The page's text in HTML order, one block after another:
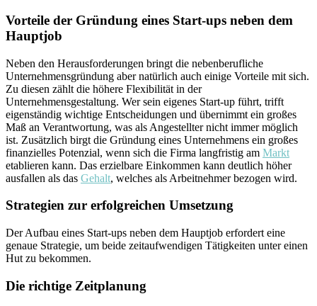
Vorteile der Gründung eines Start-ups neben dem
Hauptjob
Neben den Herausforderungen bringt die nebenberufliche
Unternehmensgründung aber natürlich auch einige Vorteile mit sich.
Zu diesen zählt die höhere Flexibilität in der
Unternehmensgestaltung. Wer sein eigenes Start-up führt, trifft
eigenständig wichtige Entscheidungen und übernimmt ein großes
Maß an Verantwortung, was als Angestellter nicht immer möglich
ist. Zusätzlich birgt die Gründung eines Unternehmens ein großes
finanzielles Potenzial, wenn sich die Firma langfristig am Markt
etablieren kann. Das erzielbare Einkommen kann deutlich höher
ausfallen als das Gehalt, welches als Arbeitnehmer bezogen wird.
Strategien zur erfolgreichen Umsetzung
Der Aufbau eines Start-ups neben dem Hauptjob erfordert eine
genaue Strategie, um beide zeitaufwendigen Tätigkeiten unter einen
Hut zu bekommen.
Die richtige Zeitplanung